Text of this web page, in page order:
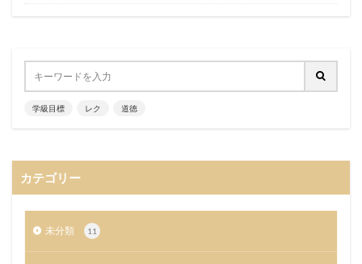
学級目標 レク 道徳
カテゴリー
未分類 11